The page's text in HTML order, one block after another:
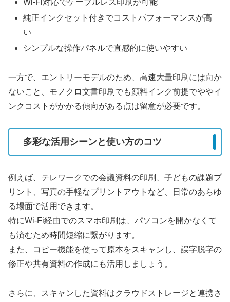
純正インクセット付きでコストパフォーマンスが高
い
シンプルな操作パネルで直感的に使いやすい
一方で、エントリーモデルのため、高速大量印刷には向か
ないこと、モノクロ文書印刷でも顔料インク前提でややイ
ンクコストがかかる傾向がある点は留意が必要です。
多彩な活用シーンと使い方のコツ
例えば、テレワークでの会議資料の印刷、子どもの課題プ
リント、写真の手軽なプリントアウトなど、日常のあらゆ
る場面で活用できます。
特にWi-Fi経由でのスマホ印刷は、パソコンを開かなくて
も済むため時間短縮に繋がります。
また、コピー機能を使って原本をスキャンし、誤字脱字の
修正や共有資料の作成にも活用しましょう。
さらに、スキャンした資料はクラウドストレージと連携さ